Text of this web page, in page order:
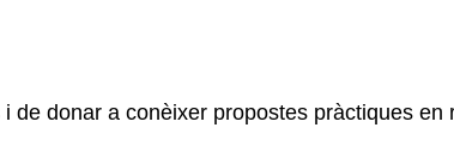
donar a conèixer propostes pràctiques